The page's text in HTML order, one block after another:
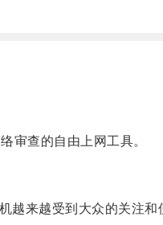
查的自由上网工具。
来越受到大众的关注和